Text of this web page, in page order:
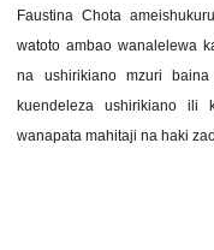
Faustina Chota
watoto ambao wanalelewa
na ushirikiano mzuri
kuendeleza ushirikiano ili
wanapata mahitaji na haki